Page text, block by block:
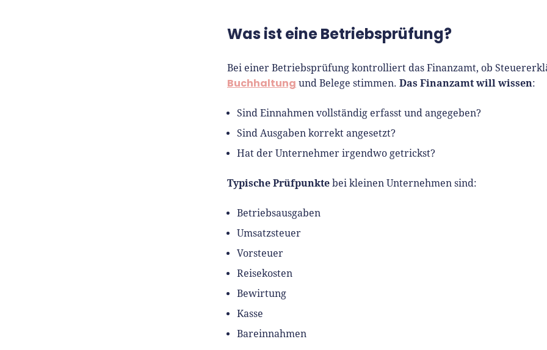
Was ist eine Betriebsprüfung?
Bei einer Betriebsprüfung kontrolliert das Finanzamt, ob
Buchhaltung und Belege stimmen. Das Finanzamt will wissen:
Sind Einnahmen vollständig erfasst und angegeben?
Sind Ausgaben korrekt angesetzt?
Hat der Unternehmer irgendwo getrickst?
Typische Prüfpunktebei kleinen Unternehmen sind:
Betriebsausgaben
Umsatzsteuer
Vorsteuer
Reisekosten
Bewirtung
Kasse
Bareinnahmen